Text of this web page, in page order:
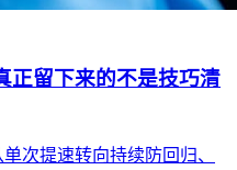
正留下来的不是技巧清
次提速转向持续防回归、